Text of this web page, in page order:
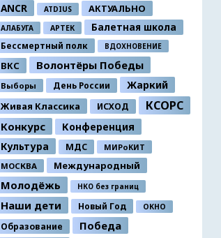
ANCR ATDIUS АКТУАЛЬНО
АЛАБУГА АРТЕК Балетная школа
Бессмертный полк ВДОХНОВЕНИЕ
ВКС Волонтёры Победы
Выборы День России Жаркий
Живая Классика ИСХОД КСОРС
Конкурс
Конференция
Культура
МДС
МИРоКИТ
МОСКВА
Международный
Молодёжь НКО без границ
Наши дети Новый Год ОКНО
Образование Победа